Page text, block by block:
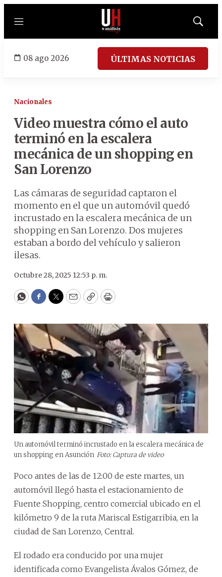
Menú
Mostrar
08 ago 2026 ÚLTIMAS NOTICIAS
Nacionales
Video muestra cómo el auto
terminó en la escalera
mecánica de un shopping en
San Lorenzo
Las cámaras de seguridad captaron el
momento en el que un automóvil quedó
incrustado en la escalera mecánica de un
shopping en San Lorenzo. Dos mujeres
estaban a bordo del vehículo y salieron
ilesas.
Octubre 28, 2025 12:53 p. m.
WhatsApp
Facebook
Twitter
EmailCopyPrint
Un automóvil terminó incrustado en la escalera mecánica de
un shopping en Asunción Foto: Captura de video
Poco antes de las de 12:00 de este martes, un
automóvil llegó hasta el estacionamiento de
Fuente Shopping, centro comercial ubicado en el
kilómetro 9 de la ruta Mariscal Estigarribia, en la
ciudad de San Lorenzo, Central.
El rodado era conducido por una mujer
identificada como Evangelista Ávalos Gómez, de